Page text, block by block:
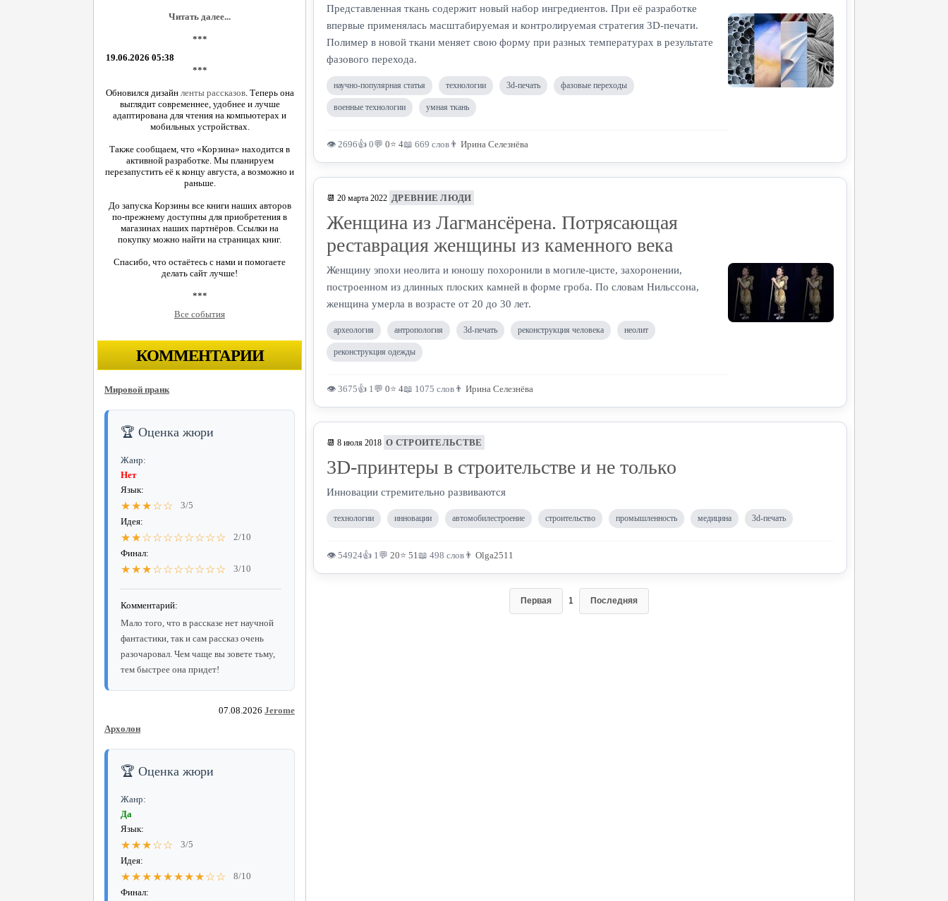
Читать далее...
***
19.06.2026 05:38
***
Обновился дизайн ленты рассказов. Теперь она
выглядит современнее, удобнее и лучше
адаптирована для чтения на компьютерах и
мобильных устройствах.
Также сообщаем, что «Корзина» находится в
активной разработке. Мы планируем
перезапустить её к концу августа, а возможно и
раньше.
До запуска Корзины все книги наших авторов
по-прежнему доступны для приобретения в
магазинах наших партнёров. Ссылки на
покупку можно найти на страницах книг.
Спасибо, что остаётесь с нами и помогаете
делать сайт лучше!
***
Все события
КОММЕНТАРИИ
Мировой пранк
🏆 Оценка жюри
Жанр:
Нет
Язык:
★★★☆☆
3/5
Идея:
★★☆☆☆☆☆☆☆☆
2/10
Финал:
★★★☆☆☆☆☆☆☆ 3/10
Комментарий:
Мало того, что в рассказе нет научной
фантастики, так и сам рассказ очень
разочаровал. Чем чаще вы зовете тьму,
тем быстрее она придет!
07.08.2026 Jerome
Архолон
🏆 Оценка жюри
Жанр:
Да
Язык:
★★★☆☆
3/5
Идея:
★★★★★★★★☆☆
8/10
Финал:
Представленная ткань содержит новый набор ингредиентов. При её разработке
впервые применялась масштабируемая и контролируемая стратегия 3D-печати.
Полимер в новой ткани меняет свою форму при разных температурах в результате
фазового перехода.
научно-популярная статья технологии 3d-печать фазовые переходы
военные технологии умная ткань
👁 2696👍 0💬 0⭐ 4📖 669 слов 👨 Ирина Селезнёва
📆 20 марта 2022 ДРЕВНИЕ ЛЮДИ
Женщина из Лагмансёрена. Потрясающая
реставрация женщины из каменного века
Женщину эпохи неолита и юношу похоронили в могиле-цисте, захоронении,
построенном из длинных плоских камней в форме гроба. По словам Нильссона,
женщина умерла в возрасте от 20 до 30 лет.
археология антропология 3d-печать реконструкция человека неолит
реконструкция одежды
👁 3675👍 1💬 0⭐ 4📖 1075 слов 👨 Ирина Селезнёва
📆 8 июля 2018 О СТРОИТЕЛЬСТВЕ
3D-принтеры в строительстве и не только
Инновации стремительно развиваются
технологии инновации автомобилестроение строительство промышленность медицина 3d-печать
👁 54924👍 1💬 20⭐ 51📖 498 слов 👨 Olga2511
Первая 1 Последняя